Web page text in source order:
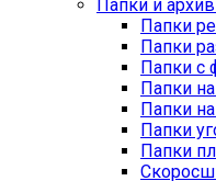
Папки и
Папки
Папки
Папки с
Папки
Папки
Папки
Папки